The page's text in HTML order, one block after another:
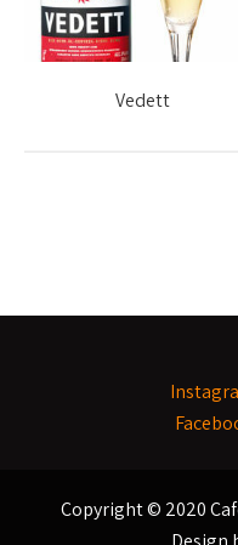
Vedett
Copyright © 2020